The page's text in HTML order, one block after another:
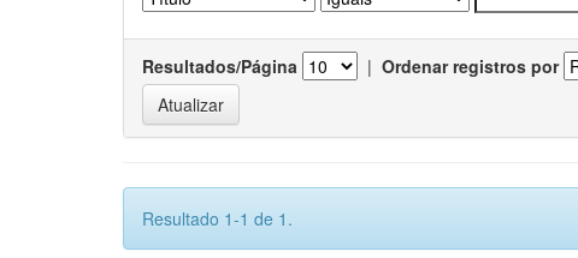
Resultados/Página | Ordenar registros por
Resultado 1-1 de 1.